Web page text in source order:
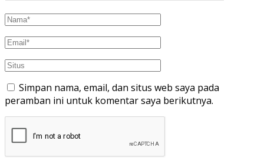
Simpan nama, email, dan situs web saya pada
peramban ini untuk komentar saya berikutnya.